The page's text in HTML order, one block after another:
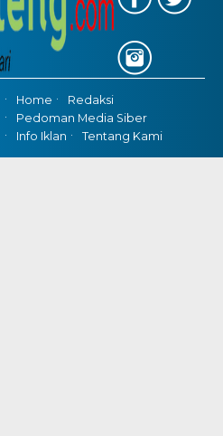
Home
Redaksi
Pedoman Media Siber
Info Iklan
Tentang Kami